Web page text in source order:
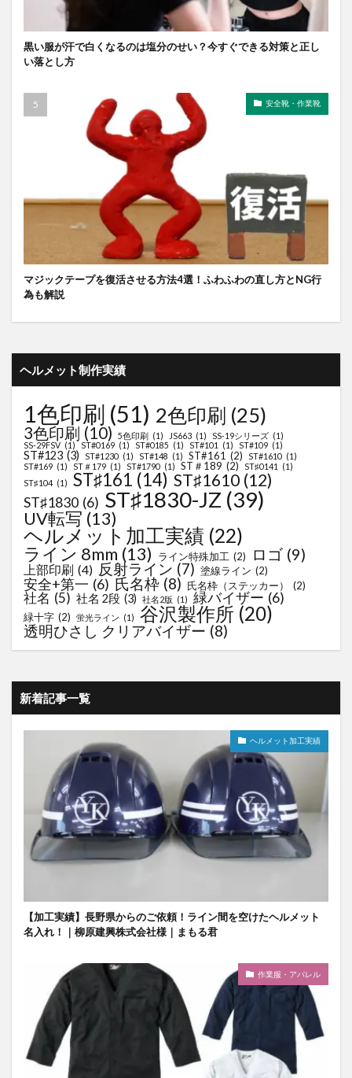
黒い服が汗で白くなるのは塩分のせい？今すぐできる対策と正し
い落とし方
安全靴・作業靴
マジックテープを復活させる方法4選！ふわふわの直し方とNG行
為も解説
ヘルメット制作実績
1色印刷 (51) 2色印刷 (25)
3色印刷 (10) 5色印刷 (1) JS663 (1) SS-19シリーズ (1)
SS-29FSV (1) ST#0169 (1) ST#0185 (1) ST#101 (1) ST#109 (1)
ST#123 (3) ST#1230 (1) ST#148 (1) ST#161 (2) ST#1610 (1)
ST#169 (1) ST＃179 (1) ST#1790 (1) ST＃189 (2) ST♯0141
(1)
ST♯104 (1) ST♯161 (14) ST♯1610 (12)
ST♯1830 (6) ST♯1830-JZ (39)
UV転写 (13)
ヘルメット加工実績 (22)
ライン 8mm (13) ライン特殊加工 (2) ロゴ (9)
上部印刷 (4) 反射ライン (7) 塗線ライン (2)
安全+第一 (6) 氏名枠 (8) 氏名枠（ステッカー） (2)
社名 (5) 社名 2段 (3) 社名2版 (1) 緑バイザー (6)
緑十字 (2) 蛍光ライン (1) 谷沢製作所 (20)
透明ひさし クリアバイザー (8)
新着記事一覧
ヘルメット加工実績
【加工実績】長野県からのご依頼！ライン間を空けたヘルメット
名入れ！｜柳原建興株式会社様｜まもる君
作業服・アパレル